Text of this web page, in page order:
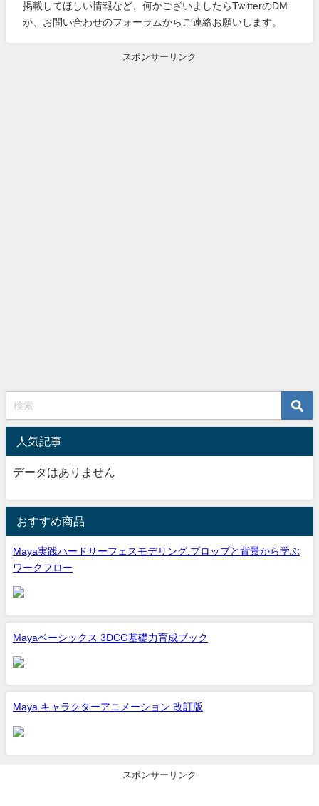
掲載してほしい情報など、何かございましたらTwitterのDM
か、お問い合わせのフォーラムからご連絡お願いします。
スポンサーリンク
人気記事
データはありません
おすすめ商品
Maya実践ハードサーフェスモデリング:プロップと背景から学ぶ
ワークフロー
Mayaベーシックス 3DCG基礎力育成ブック
Maya キャラクターアニメーション 改訂版
スポンサーリンク